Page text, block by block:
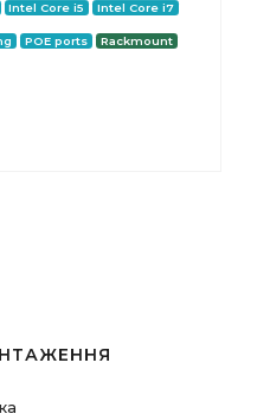
Intel Core i5 Intel Core i7
POE ports Rackmount